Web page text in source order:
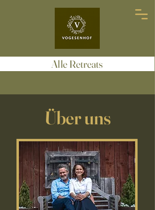
Alle Retreats
Über uns